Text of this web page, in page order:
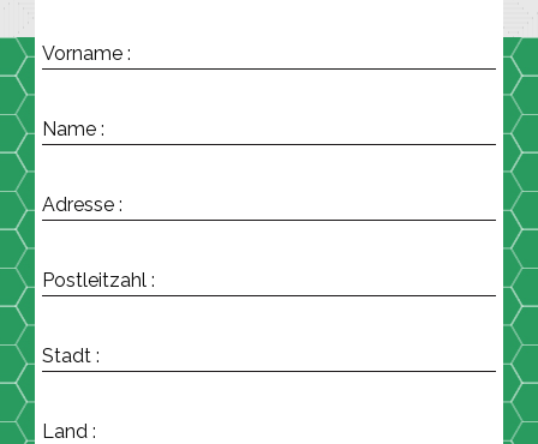
Vorname :
Name :
Adresse :
Postleitzahl :
Stadt :
Land :